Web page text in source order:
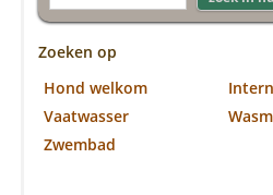
Zoeken op
Hond welkom
Vaatwasser
Zwembad